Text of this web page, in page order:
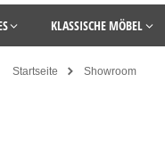
KLASSISCHE MÖBEL
Startseite Showroom